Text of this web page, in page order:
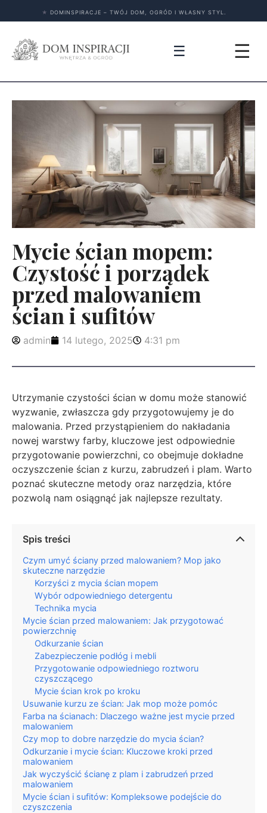
★ DOMINSPIRACJE – TWÓJ DOM, OGRÓD I WŁASNY STYL.
☰ ☰
Mycie ścian mopem:
Czystość i porządek
przed malowaniem
ścian i sufitów
admin 14 lutego, 2025 4:31 pm
Utrzymanie czystości ścian w domu może stanowić
wyzwanie, zwłaszcza gdy przygotowujemy je do
malowania. Przed przystąpieniem do nakładania
nowej warstwy farby, kluczowe jest odpowiednie
przygotowanie powierzchni, co obejmuje dokładne
oczyszczenie ścian z kurzu, zabrudzeń i plam. Warto
poznać skuteczne metody oraz narzędzia, które
pozwolą nam osiągnąć jak najlepsze rezultaty.
Spis treści
Czym umyć ściany przed malowaniem? Mop jako
skuteczne narzędzie
Korzyści z mycia ścian mopem
Wybór odpowiedniego detergentu
Technika mycia
Mycie ścian przed malowaniem: Jak przygotować
powierzchnię
Odkurzanie ścian
Zabezpieczenie podłóg i mebli
Przygotowanie odpowiedniego roztworu
czyszczącego
Mycie ścian krok po kroku
Usuwanie kurzu ze ścian: Jak mop może pomóc
Farba na ścianach: Dlaczego ważne jest mycie przed
malowaniem
Czy mop to dobre narzędzie do mycia ścian?
Odkurzanie i mycie ścian: Kluczowe kroki przed
malowaniem
Jak wyczyścić ścianę z plam i zabrudzeń przed
malowaniem
Mycie ścian i sufitów: Kompleksowe podejście do
czyszczenia